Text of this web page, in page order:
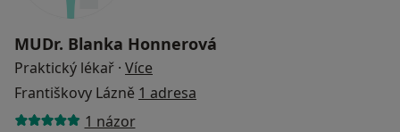
MUDr. Blanka Honnerová
Praktický lékař · Více
Františkovy Lázně 1 adresa
1 názor